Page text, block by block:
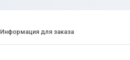
Информация для заказа